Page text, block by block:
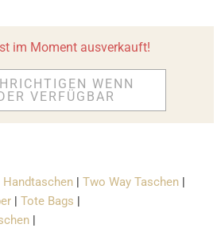
im Moment ausverkauft!
WENN
VERFÜGBAR
Handtaschen | Two Way Taschen |
| Tote Bags |
|